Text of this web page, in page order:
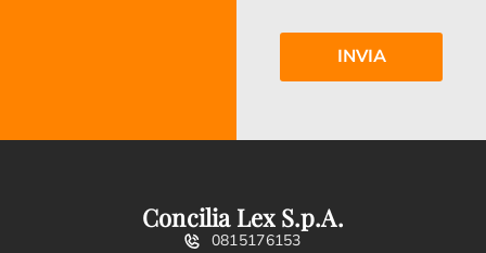
Concilia Lex S.p.A.
0815176153